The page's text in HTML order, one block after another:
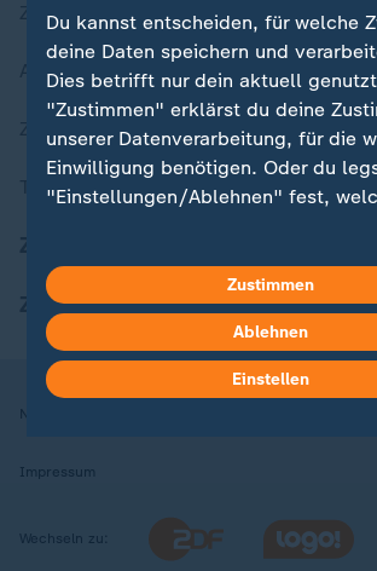
Zuletzt veröffentlicht
Aktuelle Sendungs-Videos
ZDFheute Stories
Themen im Überblick
ZDFheute Apps
Nutzungsbedingungen
Impressum
Wechseln zu:
Du kannst entscheiden, für welche
deine Daten speichern und
Dies betrifft nur dein aktuell
"Zustimmen" erklärst du deine
unserer Datenverarbeitung, für die
Einwilligung benötigen. Oder du
"Einstellungen/Ablehnen" fest,
kannst du jederzeit mit Wirkung für
in deinen Einstellungen widerrufen
Hier findest du das Impressum.
Weitere Informationen findest du in
Zustimmen
Ablehnen
Einstellen